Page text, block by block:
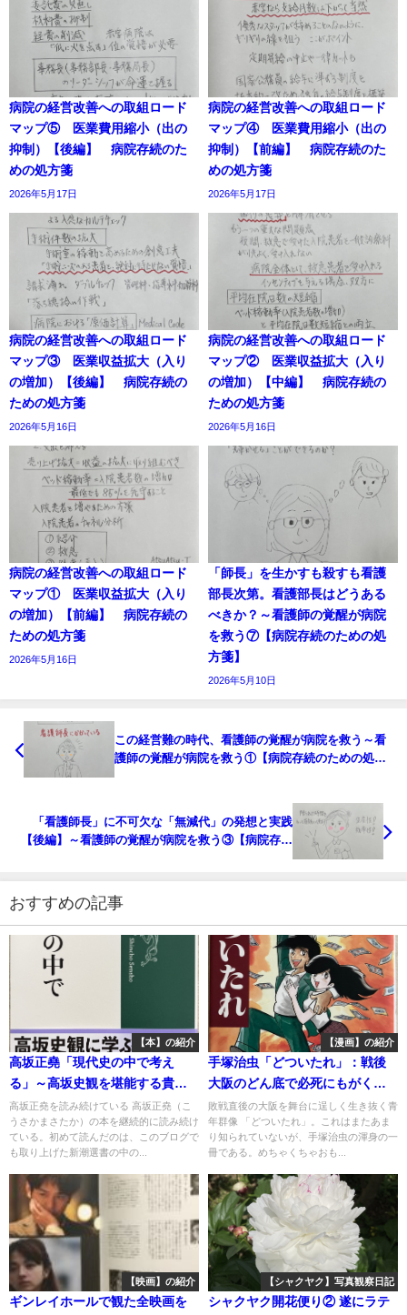
病院の経営改善への取組ロード
マップ⑤ 医業費用縮小（出の
抑制）【後編】 病院存続のた
めの処方箋
2026年5月17日
病院の経営改善への取組ロード
マップ④ 医業費用縮小（出の
抑制）【前編】 病院存続のた
めの処方箋
2026年5月17日
病院の経営改善への取組ロード
マップ③ 医業収益拡大（入り
の増加）【後編】 病院存続の
ための処方箋
2026年5月16日
病院の経営改善への取組ロード
マップ② 医業収益拡大（入り
の増加）【中編】 病院存続の
ための処方箋
2026年5月16日
病院の経営改善への取組ロード
マップ① 医業収益拡大（入り
の増加）【前編】 病院存続の
ための処方箋
2026年5月16日
「師長」を生かすも殺すも看護
部長次第。看護部長はどうある
べきか？～看護師の覚醒が病院
を救う⑦【病院存続のための処
方箋】
2026年5月10日
この経営難の時代、看護師の覚醒が病院を救う～看
護師の覚醒が病院を救う①【病院存続のための処方
「看護師長」に不可欠な「無減代」の発想と実践
【後編】～看護師の覚醒が病院を救う③【病院存続
おすすめの記事
【本】の紹介
高坂正堯「現代史の中で考え
る」～高坂史観を堪能する貴重
な講演録。イギリス凋落、天安
門事件、ソ連崩壊から洞察する
未来像、そして日本
高坂正堯を読み続けている 高坂正堯（こ
うさかまさたか）の本を継続的に読み続け
ている。初めて読んだのは、このブログで
も取り上げた新潮選書の中の...
【漫画】の紹介
手塚治虫「どついたれ」：戦後
大阪のどん底で必死にもがく若
者群像。未完ながらも強烈に引
き込まれる感動作！～手塚治虫
を語り尽くす㉕
敗戦直後の大阪を舞台に逞しく生き抜く青
年群像 「どついたれ」。これはまたあま
り知られていないが、手塚治虫の渾身の一
冊である。めちゃくちゃおも...
【映画】の紹介
ギンレイホールで観た全映画を
【シャクヤク】写真観察日記
シャクヤク開花便り② 遂にラテ